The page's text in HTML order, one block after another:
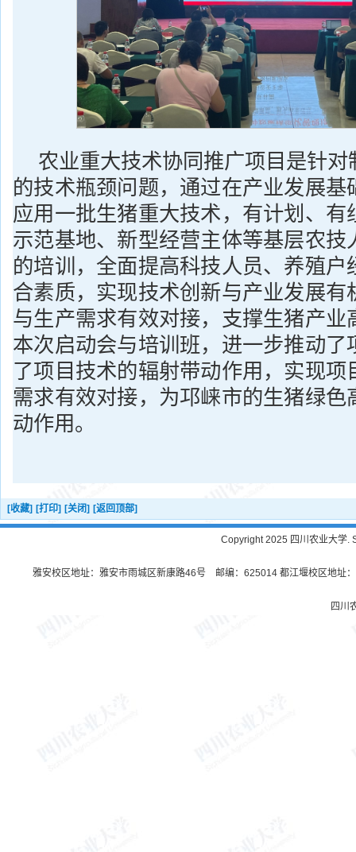
农业重大技术协同推广项目是针
的技术瓶颈问题，通过在产业发展基
应用一批生猪重大技术，有计划、有
示范基地、新型经营主体等基层农技
的培训，全面提高科技人员、养殖户
合素质，实现技术创新与产业发展有
与生产需求有效对接，支撑生猪产业
本次启动会与培训班，进一步推动了
了项目技术的辐射带动作用，实现项
需求有效对接，为邛崃市的生猪绿色
动作用。
[收藏] [打印] [关闭] [返回顶部]
Copyright 2025 四川农业大学.
雅安校区地址：雅安市雨城区新康路46号 邮编：625014 都江堰校区地址
四川